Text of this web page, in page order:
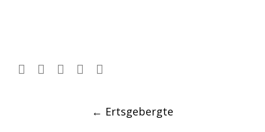
← Ertsgebergte